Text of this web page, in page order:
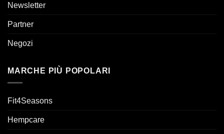
Newsletter
Partner
Negozi
MARCHE PIÙ POPOLARI
Fit4Seasons
Hempcare